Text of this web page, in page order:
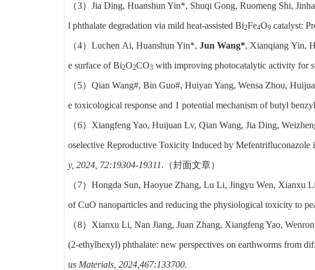
（3）Jia Ding, Huanshun Yin*, Shuqi Gong, Ruomeng Shi,
l phthalate degradation via mild heat-assisted Bi2Fe4O9 catalyst:
（4） Luchen Ai, Huanshun Yin*, Jun Wang*, Xianqiang Yin,
e surface of Bi2O2CO3 with improving photocatalytic activity for
（5）Qian Wang#, Bin Guo#, Huiyan Yang, Wensa Zhou,
e toxicological response and 1 potential mechanism of butyl
（6） Xiangfeng Yao, Huijuan Lv, Qian Wang, Jia Ding,
oselective Reproductive Toxicity Induced by Mefentrifluconazole
y, 2024, 72:19304-19311.（封面文章）
（7） Hongda Sun, Haoyue Zhang, Lu Li, Jingyu Wen, Xianxu
of CuO nanoparticles and reducing the physiological toxicity to
（8） Xianxu Li, Nan Jiang, Juan Zhang, Xiangfeng Yao,
(2-ethylhexyl) phthalate: new perspectives on earthworms from
us Materials, 2024,467:133700.